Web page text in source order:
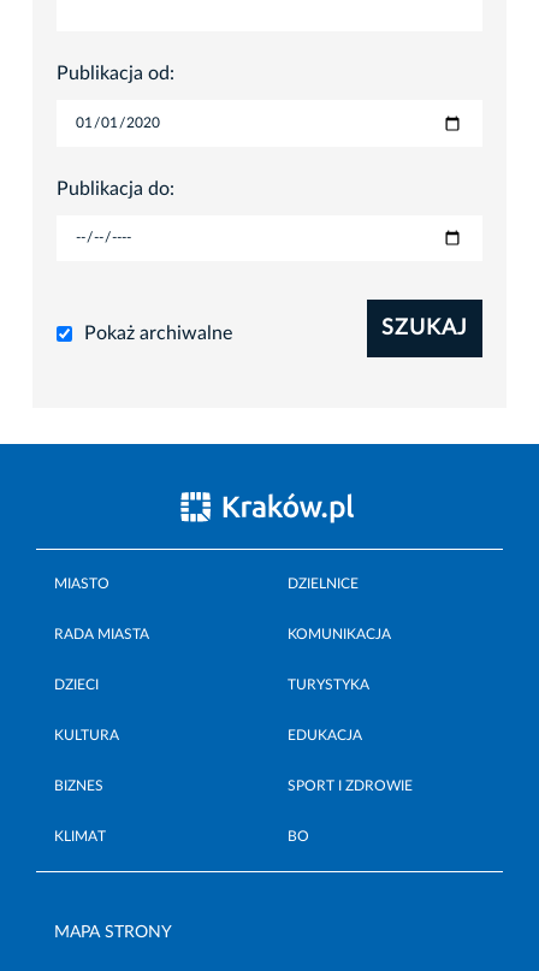
Publikacja od:
Publikacja do:
Pokaż archiwalne SZUKAJ
MIASTO DZIELNICE
RADA MIASTA KOMUNIKACJA
DZIECI TURYSTYKA
KULTURA EDUKACJA
BIZNES SPORT I ZDROWIE
KLIMAT BO
MAPA STRONY